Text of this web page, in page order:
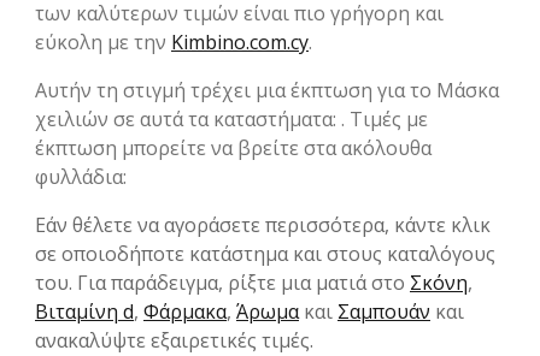
των καλύτερων τιμών είναι πιο γρήγορη και
εύκολη με την Kimbino.com.cy.
Αυτήν τη στιγμή τρέχει μια έκπτωση για το Μάσκα
χειλιών σε αυτά τα καταστήματα: . Τιμές με
έκπτωση μπορείτε να βρείτε στα ακόλουθα
φυλλάδια:
Εάν θέλετε να αγοράσετε περισσότερα, κάντε κλικ
σε οποιοδήποτε κατάστημα και στους καταλόγους
του. Για παράδειγμα, ρίξτε μια ματιά στο Σκόνη,
Βιταμίνη d, Φάρμακα, Άρωμακαι Σαμπουάν και
ανακαλύψτε εξαιρετικές τιμές.